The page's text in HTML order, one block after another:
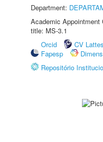
Department:
Academic Appointment
title: MS-3.1
Orcid
CV Lattes
Fapesp
Repositório